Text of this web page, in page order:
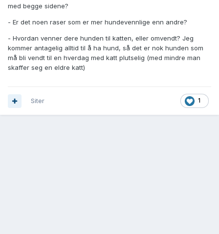
med begge sidene?
- Er det noen raser som er mer hundevennlige enn andre?
- Hvordan venner dere hunden til katten, eller omvendt? Jeg
kommer antagelig alltid til å ha hund, så det er nok hunden som
må bli vendt til en hverdag med katt plutselig (med mindre man
skaffer seg en eldre katt)
1
Siter